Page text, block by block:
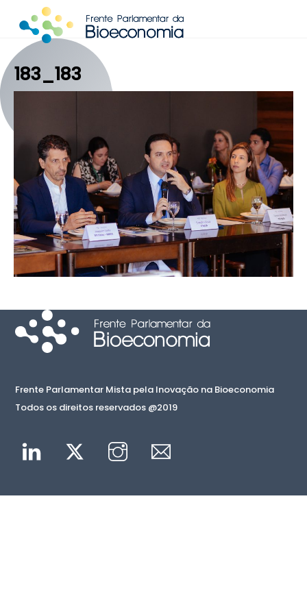
content
183_183
Frente Parlamentar Mista pela Inovação na Bioeconomia
Todos os direitos reservados @2019
Linkedin Twitter Instagram